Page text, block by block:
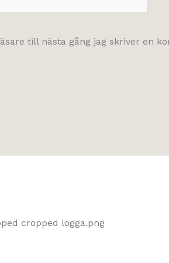
till nästa gång jag skriver en